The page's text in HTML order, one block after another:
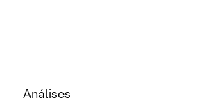
Análises